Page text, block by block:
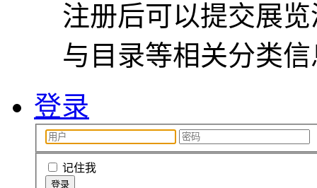
注册后可以提交展
与目录等相关分类
登录
记住我